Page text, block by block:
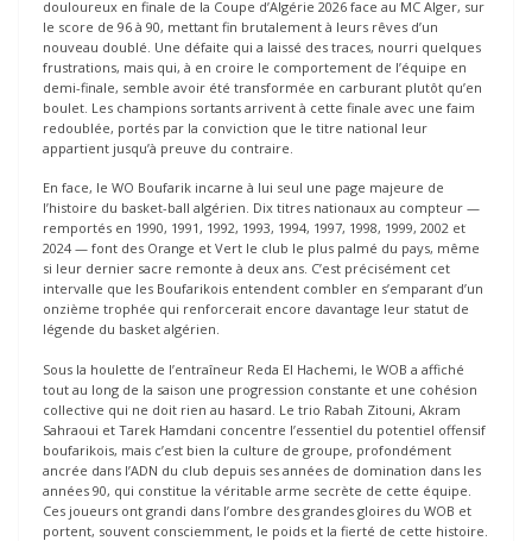
douloureux en finale de la Coupe d’Algérie 2026 face au MC Alger, sur
le score de 96 à 90, mettant fin brutalement à leurs rêves d’un
nouveau doublé. Une défaite qui a laissé des traces, nourri quelques
frustrations, mais qui, à en croire le comportement de l’équipe en
demi-finale, semble avoir été transformée en carburant plutôt qu’en
boulet. Les champions sortants arrivent à cette finale avec une faim
redoublée, portés par la conviction que le titre national leur
appartient jusqu’à preuve du contraire.
En face, le WO Boufarik incarne à lui seul une page majeure de
l’histoire du basket-ball algérien. Dix titres nationaux au compteur —
remportés en 1990, 1991, 1992, 1993, 1994, 1997, 1998, 1999, 2002 et
2024 — font des Orange et Vert le club le plus palmé du pays, même
si leur dernier sacre remonte à deux ans. C’est précisément cet
intervalle que les Boufarikois entendent combler en s’emparant d’un
onzième trophée qui renforcerait encore davantage leur statut de
légende du basket algérien.
Sous la houlette de l’entraîneur Reda El Hachemi, le WOB a affiché
tout au long de la saison une progression constante et une cohésion
collective qui ne doit rien au hasard. Le trio Rabah Zitouni, Akram
Sahraoui et Tarek Hamdani concentre l’essentiel du potentiel offensif
boufarikois, mais c’est bien la culture de groupe, profondément
ancrée dans l’ADN du club depuis ses années de domination dans les
années 90, qui constitue la véritable arme secrète de cette équipe.
Ces joueurs ont grandi dans l’ombre des grandes gloires du WOB et
portent, souvent consciemment, le poids et la fierté de cette histoire.